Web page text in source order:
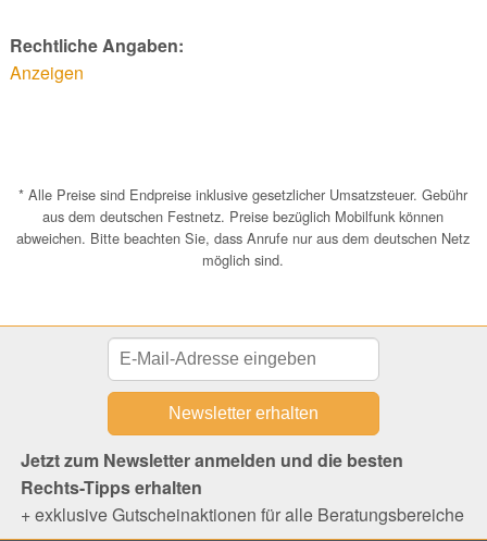
Rechtliche Angaben:
Anzeigen
* Alle Preise sind Endpreise inklusive gesetzlicher Umsatzsteuer. Gebühr
aus dem deutschen Festnetz. Preise bezüglich Mobilfunk können
abweichen. Bitte beachten Sie, dass Anrufe nur aus dem deutschen Netz
möglich sind.
Jetzt zum Newsletter anmelden und die besten
Rechts-Tipps erhalten
+ exklusive Gutscheinaktionen für alle Beratungsbereiche